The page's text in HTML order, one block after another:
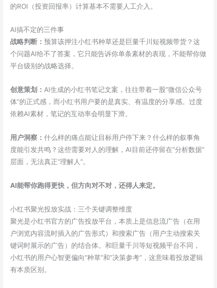
的ROI（投资回报率）计算基本不需要人工介入。
AI搞不定的三件事
战略判断：预算该押注小红书种草还是巨量千川短视频带货？这
个问题AI给不了答案，它只能告诉你单条素材的表现，不能帮你做
平台级别的战略选择。
创意策划：AI生成的小红书笔记文案，往往带着一股”微信公众号
体”的正式感，而小红书用户要的是真实、有温度的分享感。过度
依赖AI素材，笔记的互动率会明显下滑。
用户洞察：什么样的痛点能让目标用户停下来？什么样的叙事角
度能引发共鸣？这些需要对人的理解，AI目前还停留在”分析数据”
层面，无法真正”理解人”。
AI能帮你跑得更快，但方向对不对，还得人来定。
小红书聚光投放实战：三个关键调整维度
聚光是小红书官方的广告投放平台，本质上是信息流广告（在用
户浏览内容流时插入的广告形式）和搜索广告（用户主动搜索关
键词时展示的广告）的结合体。和巨量千川等短视频平台不同，
小红书的用户心智更偏向”种草”和”决策参考”，这意味着投放逻辑
有本质区别。